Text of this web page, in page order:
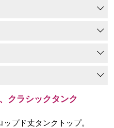
クラシックタンク
プド丈タンクトップ。